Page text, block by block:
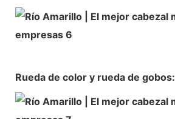
Rueda de color y rueda de gobos: